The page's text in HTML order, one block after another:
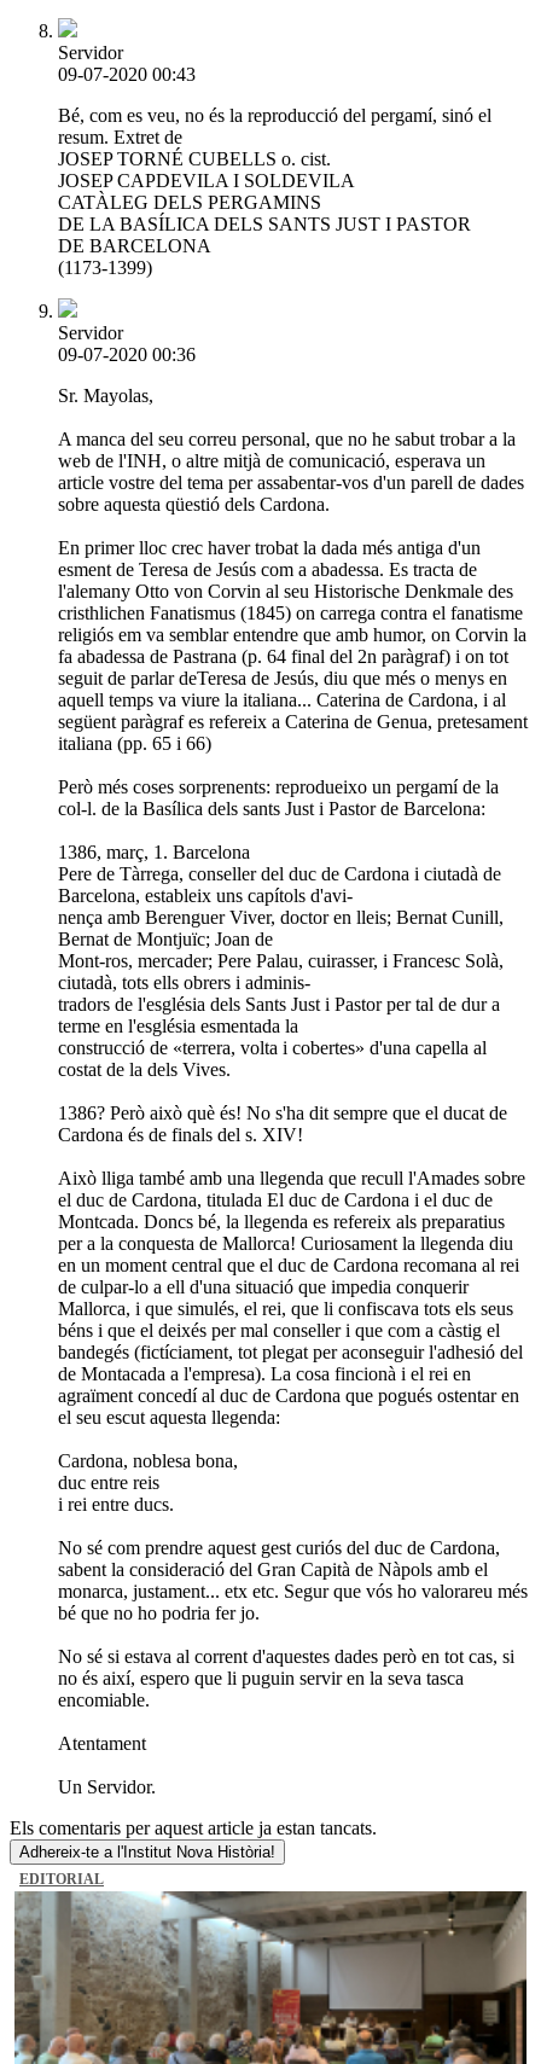
Servidor
09-07-2020 00:43
Bé, com es veu, no és la reproducció del pergamí, sinó el
resum. Extret de
JOSEP TORNÉ CUBELLS o. cist.
JOSEP CAPDEVILA I SOLDEVILA
CATÀLEG DELS PERGAMINS
DE LA BASÍLICA DELS SANTS JUST I PASTOR
DE BARCELONA
(1173-1399)
Servidor
09-07-2020 00:36
Sr. Mayolas,
A manca del seu correu personal, que no he sabut trobar a la
web de l'INH, o altre mitjà de comunicació, esperava un
article vostre del tema per assabentar-vos d'un parell de dades
sobre aquesta qüestió dels Cardona.
En primer lloc crec haver trobat la dada més antiga d'un
esment de Teresa de Jesús com a abadessa. Es tracta de
l'alemany Otto von Corvin al seu Historische Denkmale des
cristhlichen Fanatismus (1845) on carrega contra el fanatisme
religiós em va semblar entendre que amb humor, on Corvin la
fa abadessa de Pastrana (p. 64 final del 2n paràgraf) i on tot
seguit de parlar deTeresa de Jesús, diu que més o menys en
aquell temps va viure la italiana... Caterina de Cardona, i al
següent paràgraf es refereix a Caterina de Genua, pretesament
italiana (pp. 65 i 66)
Però més coses sorprenents: reprodueixo un pergamí de la
col-l. de la Basílica dels sants Just i Pastor de Barcelona:
1386, març, 1. Barcelona
Pere de Tàrrega, conseller del duc de Cardona i ciutadà de
Barcelona, estableix uns capítols d'avi-
nença amb Berenguer Viver, doctor en lleis; Bernat Cunill,
Bernat de Montjuïc; Joan de
Mont-ros, mercader; Pere Palau, cuirasser, i Francesc Solà,
ciutadà, tots ells obrers i adminis-
tradors de l'església dels Sants Just i Pastor per tal de dur a
terme en l'església esmentada la
construcció de «terrera, volta i cobertes» d'una capella al
costat de la dels Vives.
1386? Però això què és! No s'ha dit sempre que el ducat de
Cardona és de finals del s. XIV!
Això lliga també amb una llegenda que recull l'Amades sobre
el duc de Cardona, titulada El duc de Cardona i el duc de
Montcada. Doncs bé, la llegenda es refereix als preparatius
per a la conquesta de Mallorca! Curiosament la llegenda diu
en un moment central que el duc de Cardona recomana al rei
de culpar-lo a ell d'una situació que impedia conquerir
Mallorca, i que simulés, el rei, que li confiscava tots els seus
béns i que el deixés per mal conseller i que com a càstig el
bandegés (fictíciament, tot plegat per aconseguir l'adhesió del
de Montacada a l'empresa). La cosa fincionà i el rei en
agraïment concedí al duc de Cardona que pogués ostentar en
el seu escut aquesta llegenda:
Cardona, noblesa bona,
duc entre reis
i rei entre ducs.
No sé com prendre aquest gest curiós del duc de Cardona,
sabent la consideració del Gran Capità de Nàpols amb el
monarca, justament... etx etc. Segur que vós ho valorareu més
bé que no ho podria fer jo.
No sé si estava al corrent d'aquestes dades però en tot cas, si
no és així, espero que li puguin servir en la seva tasca
encomiable.
Atentament
Un Servidor.
Els comentaris per aquest article ja estan tancats.
Adhereix-te a l'Institut Nova Història!
EDITORIAL